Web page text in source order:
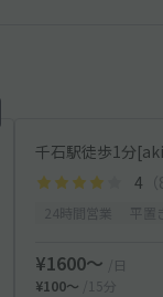
千石駅徒歩1分
4
¥1600〜
/日
¥100〜
/15分